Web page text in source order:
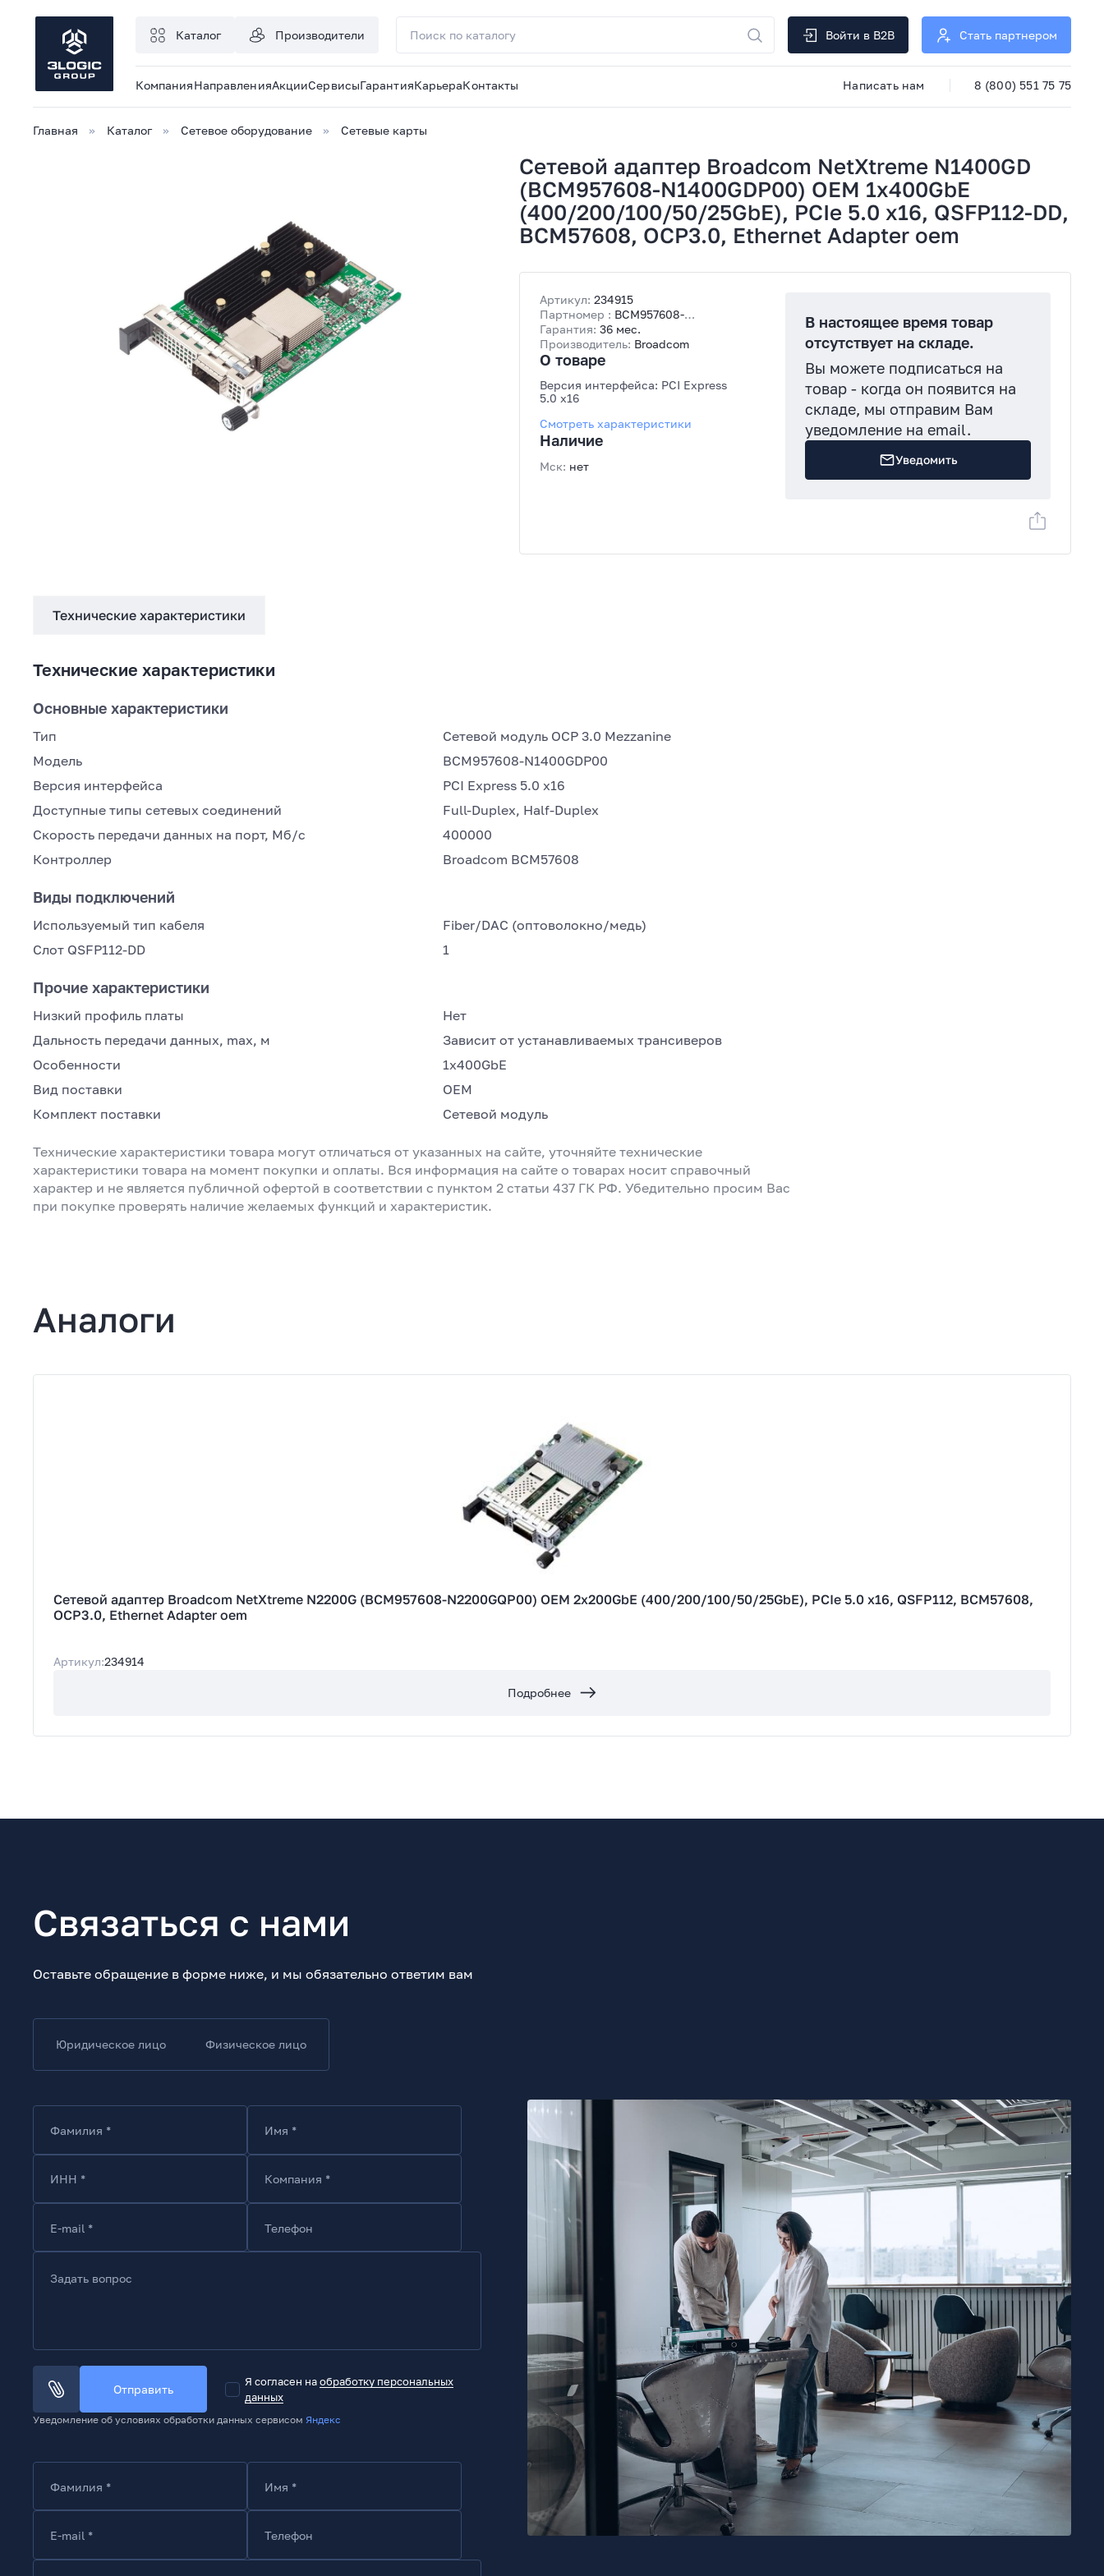
Каталог Производители Войти в B2B Стать партнером
КомпанияНаправленияАкцииСервисыГарантияКарьераКонтакты Написать нам 8 (800) 551 75 75
Главная Каталог Сетевое оборудование Сетевые карты
Сетевой адаптер Broadcom NetXtreme N1400GD
(BCM957608-N1400GDP00) OEM 1x400GbE
(400/200/100/50/25GbE), PCIe 5.0 x16, QSFP112-DD,
BCM57608, OCP3.0, Ethernet Adapter oem
Артикул: 234915
Партномер : BCM957608-
N1400GDP00||oem
Гарантия: 36 мес.
Производитель: Broadcom
О товаре
Версия интерфейса: PCI Express
5.0 x16
Смотреть характеристики
Наличие
Мск: нет
В настоящее время товар
отсутствует на складе.
Вы можете подписаться на
товар - когда он появится на
складе, мы отправим Вам
уведомление на email.
Уведомить
Технические характеристики
Технические характеристики
Основные характеристики
Тип
Сетевой модуль OCP 3.0 Mezzanine
Модель
BCM957608-N1400GDP00
Версия интерфейса
PCI Express 5.0 x16
Доступные типы сетевых соединений
Full-Duplex, Half-Duplex
Скорость передачи данных на порт, Мб/с
400000
Контроллер
Broadcom BCM57608
Виды подключений
Используемый тип кабеля
Fiber/DAC (оптоволокно/медь)
Слот QSFP112-DD
1
Прочие характеристики
Низкий профиль платы
Нет
Дальность передачи данных, max, м
Зависит от устанавливаемых трансиверов
Особенности
1x400GbE
Вид поставки
OEM
Комплект поставки
Сетевой модуль
Технические характеристики товара могут отличаться от указанных на сайте, уточняйте технические
характеристики товара на момент покупки и оплаты. Вся информация на сайте о товарах носит справочный
характер и не является публичной офертой в соответствии с пунктом 2 статьи 437 ГК РФ. Убедительно просим Вас
при покупке проверять наличие желаемых функций и характеристик.
Аналоги
Сетевой адаптер Broadcom NetXtreme N2200G (BCM957608-N2200GQP00) OEM 2x200GbE (400/200/100/50/25GbE), PCIe 5.0 x16, QSFP112, BCM57608,
OCP3.0, Ethernet Adapter oem
Артикул:234914
Подробнее
Связаться с нами
Оставьте обращение в форме ниже, и мы обязательно ответим вам
Юридическое лицо Физическое лицо
Фамилия * Имя *
ИНН * Компания *
E-mail * Телефон
Задать вопрос
Отправить
Я согласен наобработку персональных
данных
Уведомление об условиях обработки данных сервисом Яндекс
Фамилия * Имя *
E-mail * Телефон